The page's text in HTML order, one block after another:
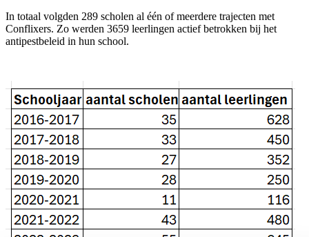
In totaal volgden 289 scholen al één of meerdere trajecten met
Conflixers. Zo werden 3659 leerlingen actief betrokken bij het
antipestbeleid in hun school.